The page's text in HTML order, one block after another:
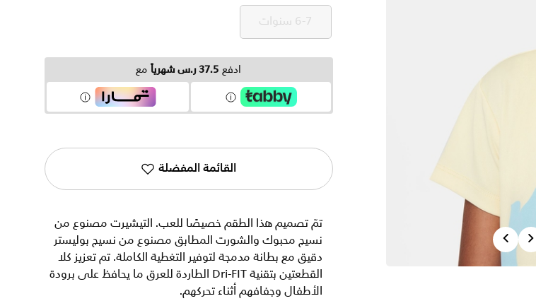
PreviousNext
6-7 سنوات 6-7 سنوات
ادفع 37.5 ر.س شهرياً مع
القائمة المفضلة
تمّ تصميم هذا الطقم خصيصًا للعب. التيشيرت مصنوع من
نسيج محبوك والشورت المطابق مصنوع من نسيج بوليستر
دقيق مع بطانة مدمجة لتوفير التغطية الكاملة. تم تعزيز كلا
القطعتين بتقنية Dri-FIT الطاردة للعرق ما يحافظ على برودة
الأطفال وجفافهم أثناء تحركهم.